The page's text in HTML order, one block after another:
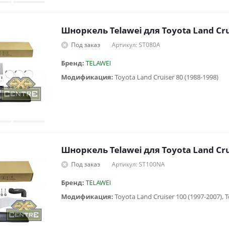
Шноркель Telawei для Toyota Land
Под заказ Артикул: ST080A
Бренд: TELAWEI
Модификация: Toyota Land Cruiser 80 (1988-1998)
Шноркель Telawei для Toyota Land
Под заказ Артикул: ST100NA
Бренд: TELAWEI
Модификация: